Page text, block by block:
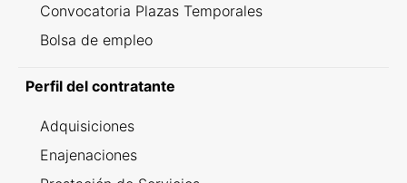
Convocatoria Plazas Temporales
Bolsa de empleo
Perfil del contratante
Adquisiciones
Enajenaciones